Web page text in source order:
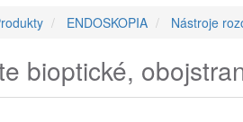
ENDOSKOPIA Nástroje
bioptické,